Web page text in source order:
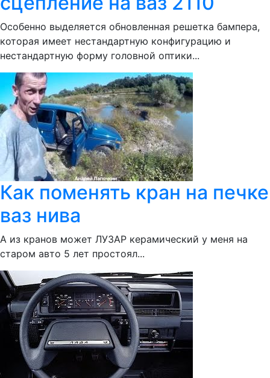
Особенно выделяется обновленная решетка бампера,
которая имеет нестандартную конфигурацию и
нестандартную форму головной оптики...
Как поменять кран на печке
ваз нива
А из кранов может ЛУЗАР керамический у меня на
старом авто 5 лет простоял...